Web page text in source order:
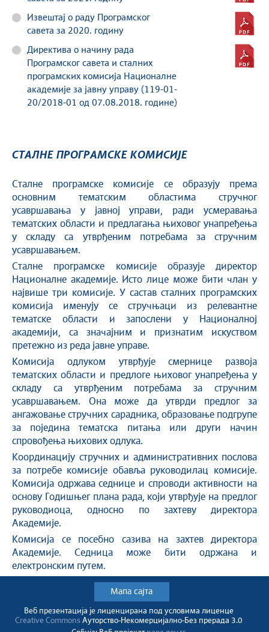
Извештај о раду Програмског
савета за 2020. годину
Директивa о начину рада
Програмског савета и сталних
програмских комисија Националне
академије за јавну управу (119-01-
20/2018-01 од 07.08.2018. године)
СТАЛНЕ ПРОГРАМСКЕ КОМИСИЈЕ
Сталне програмске комисије се образују према
основним тематским областима стручног
усавршавања у јавној управи, ради усмеравања
тематских области и предлагања њиховог унапређења
у складу са утврђеним потребама за стручним
усавршавањем.
Сталне програмске комисије образује директор
Националне академије. Исто лице може бити члан у
највише три комисије. У састав сталних програмских
комисија именују се стручњаци из релевантне
тематске области и запослени у Националној
академији, са значајним и признатим искуством
претежно из реда јавне управе.
Комисија одлуком утврђује смернице развоја
тематских области и предлоге њиховог унапређења у
складу са утврђеним потребама за стручним
усавршавањем. Она може да утврди предлог за
ангажовање стручних сарадника, образовање подгрупе
за поједина тематска питања или други начин
спровођења њихових одлука.
Координацију стручних и административних послова
за потребе комисије обавља руководилац комисије.
Комисија одржава седнице и спроводи активности на
основу Годишњег плана рада, који утврђује на предлог
руководиоца, односно по захтеву директора
Академије.
Комисија се посебно сазива на захтев директора
Академије. Седница може бити одржана и
електронским путем.
Мапа сајта
Веб презентација jе лиценциранa под условима лиценце
Creative CommonsАуторство-Некомерцијално-Без прерада 3.0